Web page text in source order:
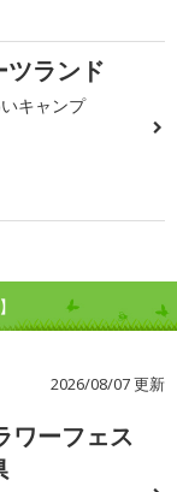
ツランド
キャンプ
2026/08/07 更新
ワーフェス